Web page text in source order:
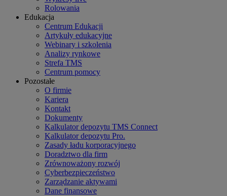
Rolowania
Edukacja
Centrum Edukacji
Artykuły edukacyjne
Webinary i szkolenia
Analizy rynkowe
Strefa TMS
Centrum pomocy
Pozostałe
O firmie
Kariera
Kontakt
Dokumenty
Kalkulator depozytu TMS Connect
Kalkulator depozytu Pro.
Zasady ładu korporacyjnego
Doradztwo dla firm
Zrównoważony rozwój
Cyberbezpieczeństwo
Zarządzanie aktywami
Dane finansowe